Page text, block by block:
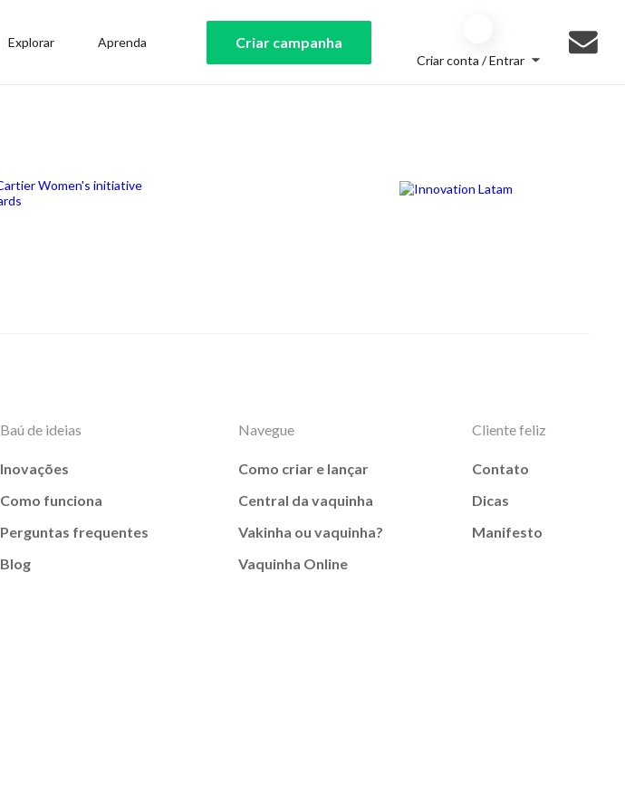
Explorar Aprenda Criar campanha
Criar conta / Entrar
Baú de ideias
Inovações
Como funciona
Perguntas frequentes
Blog
Navegue
Como criar e lançar
Central da vaquinha
Vakinha ou vaquinha?
Vaquinha Online
Cliente feliz
Contato
Dicas
Manifesto